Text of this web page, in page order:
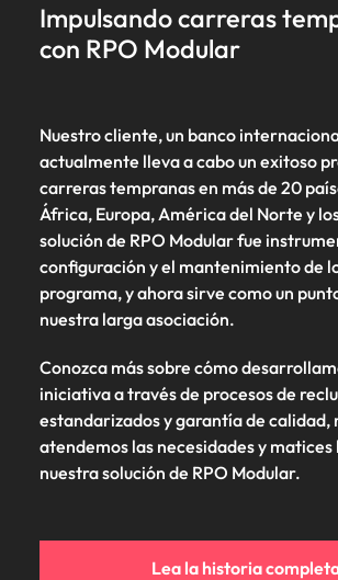
Impulsando carreras
con RPO Modular
Nuestro cliente, un banco
actualmente lleva a cabo un exitoso
carreras tempranas en más de 20
África, Europa, América del Norte y
solución de RPO Modular fue
configuración y el mantenimiento de
programa, y ahora sirve como un
nuestra larga asociación.
Conozca más sobre cómo
iniciativa a través de procesos de
estandarizados y garantía de calidad,
atendemos las necesidades y matices
nuestra solución de RPO Modular.
Lea la historia